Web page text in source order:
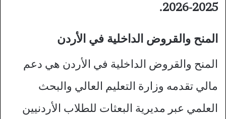
2025-2026.
المنح والقروض الداخلية في الأردن
المنح والقروض الداخلية في الأردن هي دعم
مالي تقدمه وزارة التعليم العالي والبحث
العلمي عبر مديرية البعثات للطلاب الأردنيين